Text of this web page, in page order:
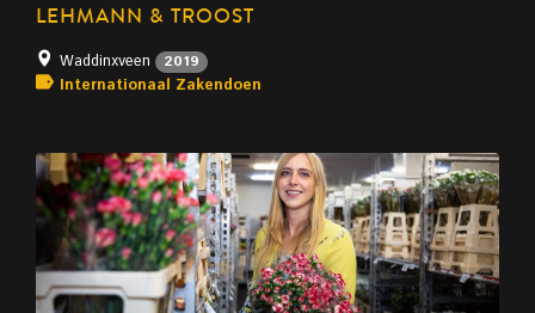
LEHMANN & TROOST
Waddinxveen 2019
Internationaal Zakendoen